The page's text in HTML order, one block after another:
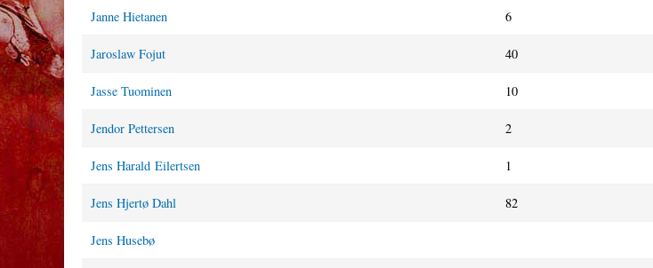
Janne Hietanen 6
Jaroslaw Fojut 40
Jasse Tuominen 10
Jendor Pettersen 2
Jens Harald Eilertsen 1
Jens Hjertø Dahl 82
Jens Husebø